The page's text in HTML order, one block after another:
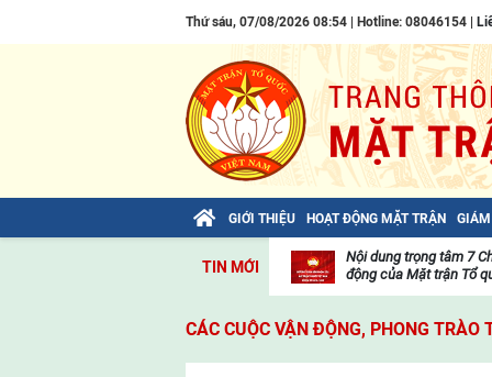
Thứ sáu, 07/08/2026 08:54 | Hotline: 08046154 |
GIỚI THIỆU HOẠT ĐỘNG MẶT TRẬN GIÁM
TIN MỚI
Bài viết của Tổng Bí thư Tô Lâm: TIẾN
viện
Nội dung trọng tâm 7
động của Mặt trận Tổ
CÁC CUỘC VẬN ĐỘNG, PHONG TRÀO